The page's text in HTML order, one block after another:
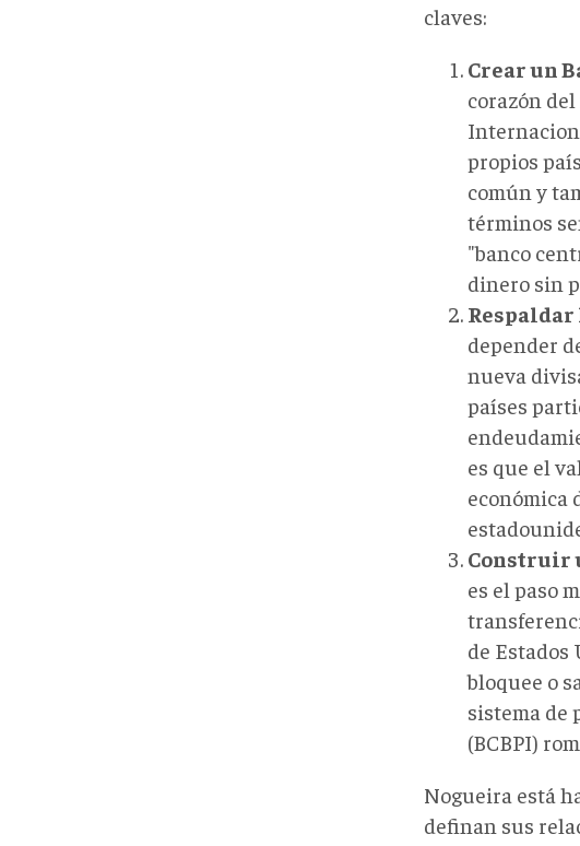
claves:
Crear un
corazón
propios
común y
términos
"banco
dinero sin
Respaldar
depender
nueva
países
es que el
económica
Construir
es el paso
de Estados
bloquee o
sistema de
(BCBPI)
Nogueira está
definan sus